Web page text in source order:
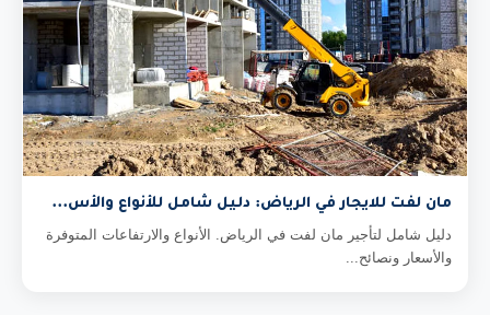
مان لفت للايجار في الرياض: دليل شامل للأنواع والأس...
دليل شامل لتأجير مان لفت في الرياض. الأنواع والارتفاعات المتوفرة
والأسعار ونصائح...